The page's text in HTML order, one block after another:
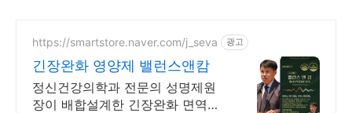
https://smartstore.naver.com/j_seva 광고
긴장완화 영양제 밸런스앤캄
정신건강의학과 전문의 성명제원
장이 배합설계한 긴장완화 면역기